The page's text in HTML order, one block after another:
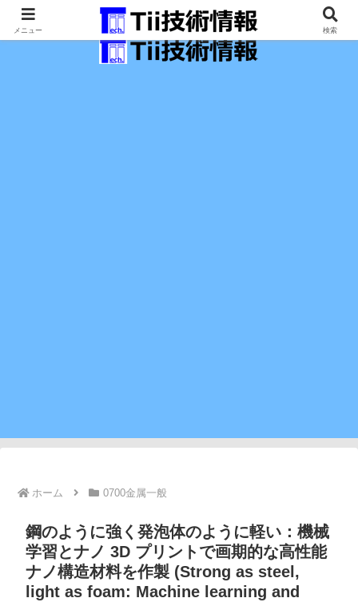
最新の科学技術の情報インフラ。
ホーム 0700金属一般
鋼のように強く発泡体のように軽い：機械
学習とナノ 3D プリントで画期的な高性能
ナノ構造材料を作製 (Strong as steel,
light as foam: Machine learning and
メニュー 検索